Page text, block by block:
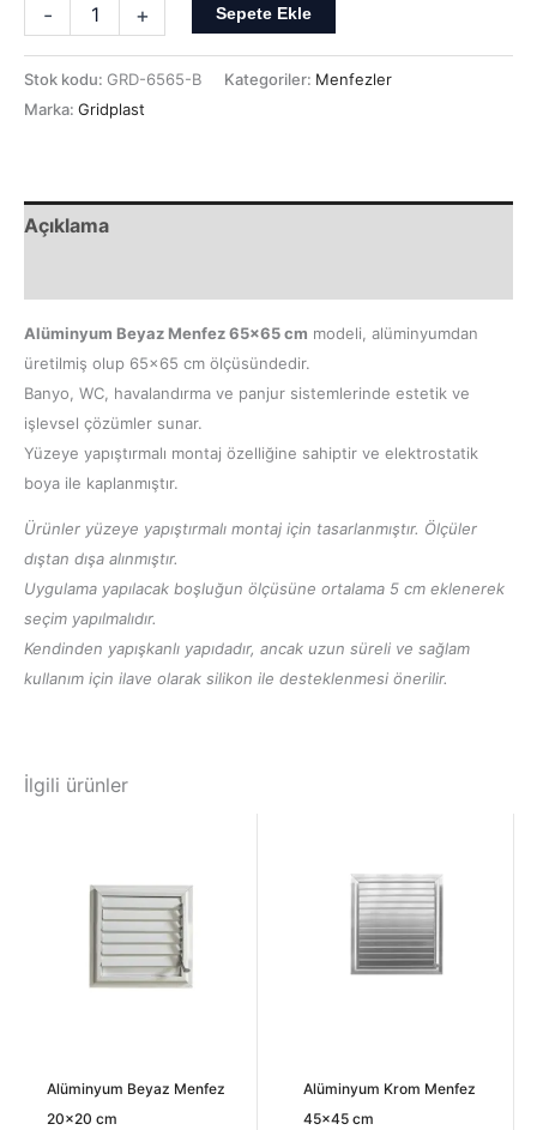
- + Sepete Ekle
Stok kodu: GRD-6565-B Kategoriler: Menfezler
Marka: Gridplast
Açıklama
Alüminyum Beyaz Menfez 65×65 cm modeli, alüminyumdan
üretilmiş olup 65×65 cm ölçüsündedir.
Banyo, WC, havalandırma ve panjur sistemlerinde estetik ve
işlevsel çözümler sunar.
Yüzeye yapıştırmalı montaj özelliğine sahiptir ve elektrostatik
boya ile kaplanmıştır.
Ürünler yüzeye yapıştırmalı montaj için tasarlanmıştır. Ölçüler
dıştan dışa alınmıştır.
Uygulama yapılacak boşluğun ölçüsüne ortalama 5 cm eklenerek
seçim yapılmalıdır.
Kendinden yapışkanlı yapıdadır, ancak uzun süreli ve sağlam
kullanım için ilave olarak silikon ile desteklenmesi önerilir.
İlgili ürünler
Alüminyum Beyaz Menfez
20×20 cm
Alüminyum Krom Menfez
45×45 cm